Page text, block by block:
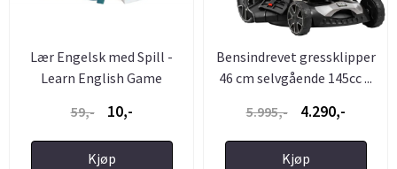
Lær Engelsk med Spill -
Learn English Game
59,-
10,-
Kjøp
Bensindrevet gressklipper
46 cm selvgående 145cc ...
5.995,-
4.290,-
Kjøp